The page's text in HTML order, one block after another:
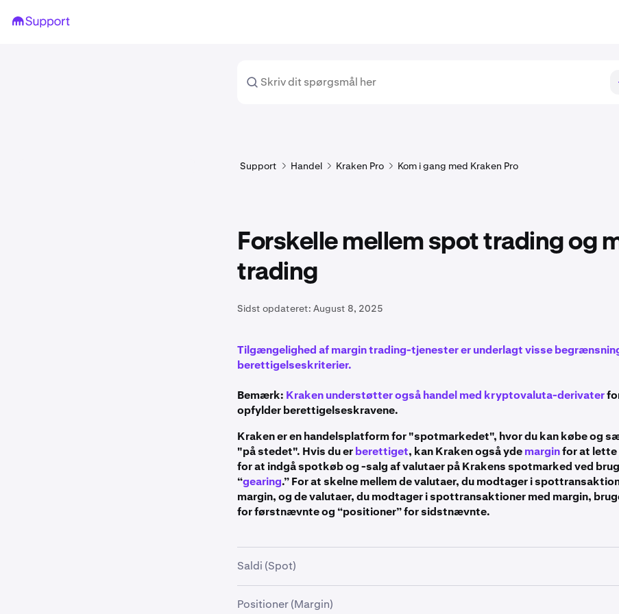
Support Handel Kraken Pro Kom i gang med Kraken Pro
Forskelle mellem spot trading og
trading
Sidst opdateret: August 8, 2025
Tilgængelighed af margin trading-tjenester er underlagt visse
berettigelseskriterier.
Bemærk: Kraken understøtter også handel med kryptovaluta-derivater
opfylder berettigelseskravene.
Kraken er en handelsplatform for "spotmarkedet", hvor du kan købe og
"på stedet". Hvis du erberettiget, kan Kraken også ydemarginfor at lette
for at indgå spotkøb og -salg af valutaer på Krakens spotmarked ved
“gearing.” For at skelne mellem de valutaer, du modtager i
margin, og de valutaer, du modtager i spottransaktioner med margin,
for førstnævnte og “positioner” for sidstnævnte.
Saldi (Spot)
Når du bruger Krakens "
Positioner (Margin)